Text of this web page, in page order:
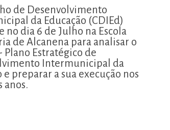
de Desenvolvimento
da Educação (CDIEd)
no dia 6 de Julho na Escola
de Alcanena para analisar o
Plano Estratégico de
Intermunicipal da
e preparar a sua execução nos
anos.